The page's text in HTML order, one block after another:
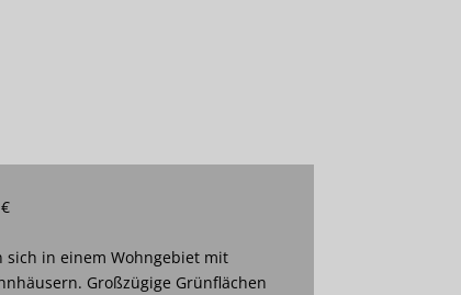
sich in einem Wohngebiet mit
Großzügige Grünflächen